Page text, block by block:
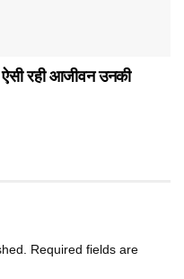
रही आजीवन उनकी
Required fields are